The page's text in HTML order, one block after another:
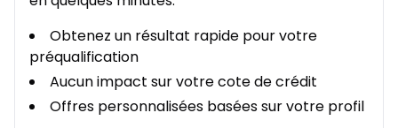
Obtenez un résultat rapide pour votre
préqualification
Aucun impact sur votre cote de crédit
Offres personnalisées basées sur votre profil